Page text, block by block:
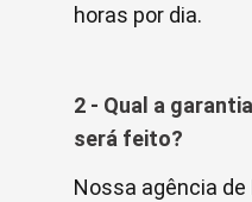
horas por dia.
2 - Qual a
será feito?
Nossa agência